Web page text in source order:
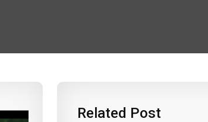
Related Post